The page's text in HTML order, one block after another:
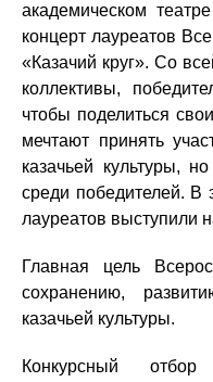
академическом
концерт лауреатов
«Казачий круг». Со
коллективы,
чтобы поделиться
мечтают принять
казачьей культуры,
среди победителей. В
лауреатов выступили
Главная цель
сохранению,
казачьей культуры.
Конкурсный